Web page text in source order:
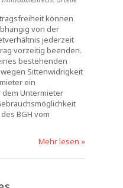
können
von der
jederzeit
vorzeitig beenden.
bestehenden
Sittenwidrigkeit
ein
Untermieter
BGH vom
Mehr lesen »